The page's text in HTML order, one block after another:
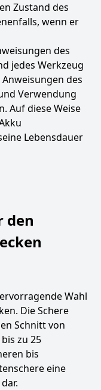
Zustand des
wenn er
des
jedes Werkzeug
des
Verwendung
Auf diese Weise
Lebensdauer
den
Wahl
Die Schere
Schnitt von
zu 25
bis
eine